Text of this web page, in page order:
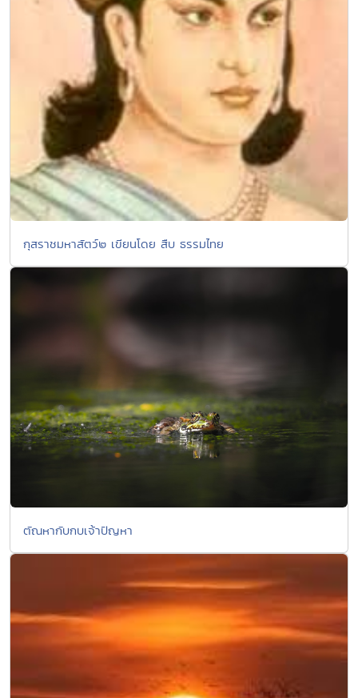
กุสราชมหาสัตว์๒ เขียนโดย สืบ ธรรมไทย
ตัณหากับกบเจ้าปัญหา